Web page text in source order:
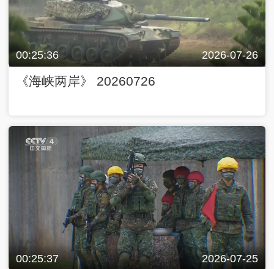
00:25:36 2026-07-26
《海峡两岸》 20260726
00:25:37 2026-07-25